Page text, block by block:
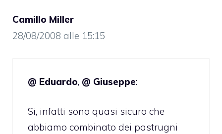
Camillo Miller
28/08/2008 alle 15:15
@ Eduardo, @ Giuseppe:
Si, infatti sono quasi sicuro che
abbiamo combinato dei pastrugni